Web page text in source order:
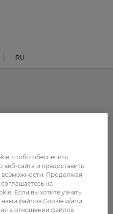
RU
Тело
Детям
Волосы
Дерматокосметика
чтобы обеспечить
сайта и предоставить
Продолжая
на
Если вы хотите узнать
файлов Cookie и/или
в отношении файлов